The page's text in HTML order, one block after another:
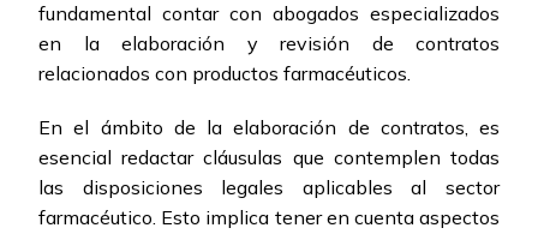
fundamental contar con abogados especializados
en la elaboración y revisión de contratos
relacionados con productos farmacéuticos.
En el ámbito de la elaboración de contratos, es
esencial redactar cláusulas que contemplen todas
las disposiciones legales aplicables al sector
farmacéutico. Esto implica tener en cuenta aspectos